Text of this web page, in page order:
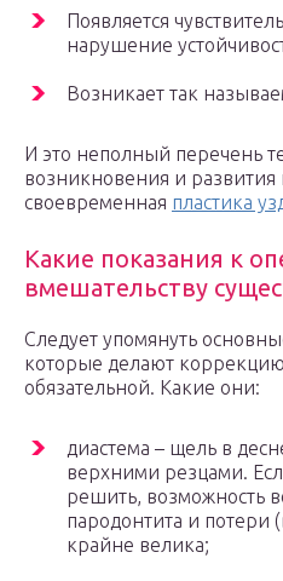
Появляется
нарушение
Возникает так
И это неполный перечень
возникновения и развития
своевременная пластика
Какие показания к
вмешательству
Cледует упомянуть
которые делают
обязательной. Какие они:
диастема – щель в
верхними резцами.
решить, возможность
пародонтита и потери
крайне велика;